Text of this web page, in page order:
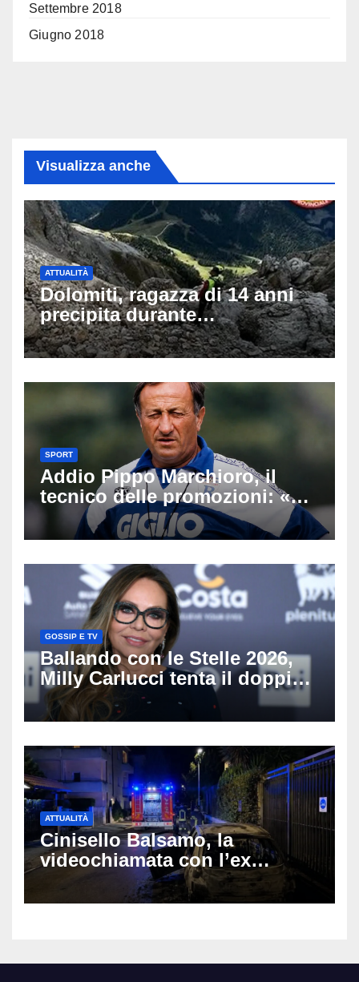
Settembre 2018
Giugno 2018
Visualizza anche
ATTUALITÀ
Dolomiti, ragazza di 14 anni
precipita durante
un’escursione: tragedia sul
Latemar davanti alla famiglia
SPORT
Addio Pippo Marchioro, il
tecnico delle promozioni: «Ha
scritto pagine indimenticabili
del nostro calcio»
GOSSIP E TV
Ballando con le Stelle 2026,
Milly Carlucci tenta il doppio
colpo: tra i papabili Ornella
Muti e Monica Guerritore
ATTUALITÀ
Cinisello Balsamo, la
videochiamata con l’ex
fidanzata e il dramma: 35enne
lotta tra la vita e la morte